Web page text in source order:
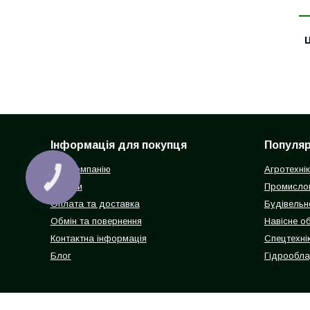
Інформація для покупця
Про компанію
Відгуки
Оплата та доставка
Обмін та повернення
Контактна інформація
Блог
Навісне
КНОПКА
ЗВ'ЯЗКУ